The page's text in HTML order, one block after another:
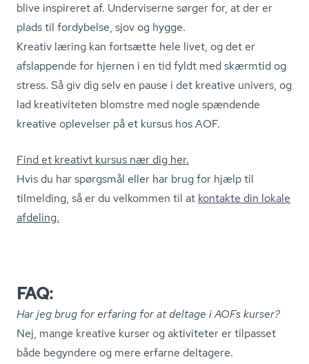
blive inspireret af. Underviserne sørger for, at der er
plads til fordybelse, sjov og hygge.
Kreativ læring kan fortsætte hele livet, og det er
afslappende for hjernen i en tid fyldt med skærmtid og
stress. Så giv dig selv en pause i det kreative univers, og
lad kreativiteten blomstre med nogle spændende
kreative oplevelser på et kursus hos AOF.
Find et kreativt kursus nær dig her.
Hvis du har spørgsmål eller har brug for hjælp til
tilmelding, så er du velkommen til at kontakte din lokale
afdeling.
FAQ:
Har jeg brug for erfaring for at deltage i AOFs kurser?
Nej, mange kreative kurser og aktiviteter er tilpasset
både begyndere og mere erfarne deltagere.